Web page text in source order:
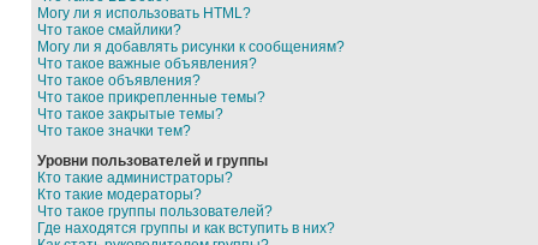
Могу ли я использовать HTML?
Что такое смайлики?
Могу ли я добавлять рисунки к сообщениям?
Что такое важные объявления?
Что такое объявления?
Что такое прикрепленные темы?
Что такое закрытые темы?
Что такое значки тем?
Уровни пользователей и группы
Кто такие администраторы?
Кто такие модераторы?
Что такое группы пользователей?
Где находятся группы и как вступить в них?